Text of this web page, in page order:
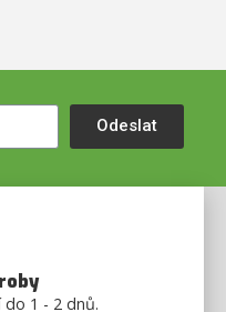
Odeslat
1 - 2 dnů.